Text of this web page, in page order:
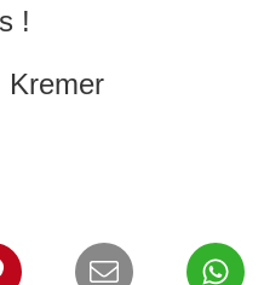
!
Kremer